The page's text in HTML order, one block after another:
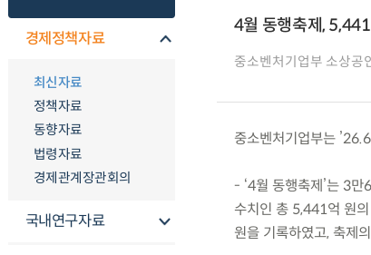
경제정책자료
최신자료
정책자료
동향자료
법령자료
경제관계장관회의
국내연구자료
4월 동행축제,
중소벤처기업부 소상공
중소벤처기업부는
- ‘4월 동행축제’는 3
수치인 총 5,441억 원
원을 기록하였고, 축제